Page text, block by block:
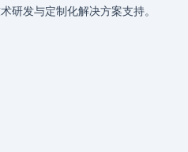
研发与定制化解决方案支持。